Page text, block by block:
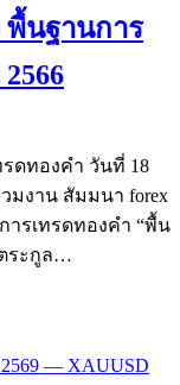
พื้นฐานการ
ดทองคำ วันที่ 18
มงาน สัมมนา forex
ารเทรดทองคำ “พื้น
ระกูล…
— XAUUSD